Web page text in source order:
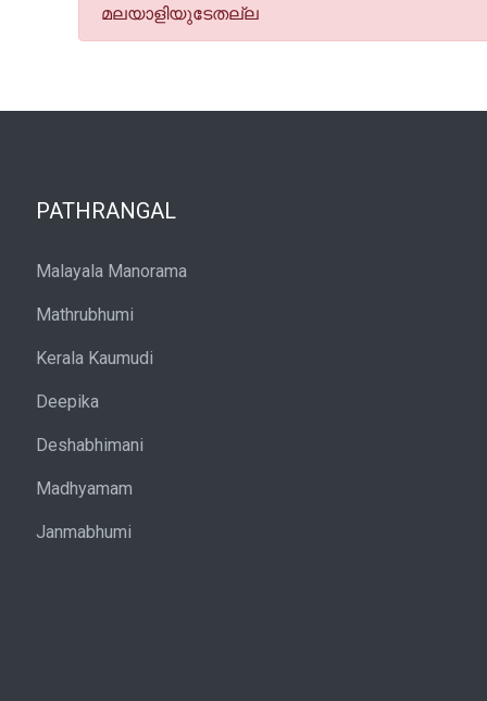
മലയാളിയുടേതല്ല
PATHRANGAL
Malayala Manorama
Mathrubhumi
Kerala Kaumudi
Deepika
Deshabhimani
Madhyamam
Janmabhumi